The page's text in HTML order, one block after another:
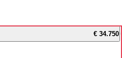
€ 34.750